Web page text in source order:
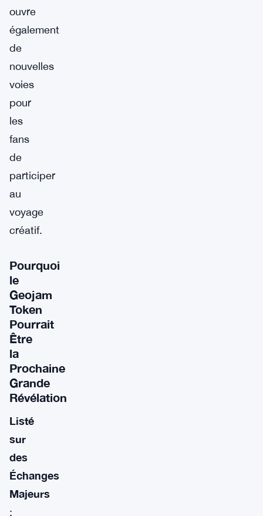
ouvre
également
de
nouvelles
voies
pour
les
fans
de
participer
au
voyage
créatif.
Pourquoi
le
Geojam
Token
Pourrait
Être
la
Prochaine
Grande
Révélation
Listé
sur
des
Échanges
Majeurs
: